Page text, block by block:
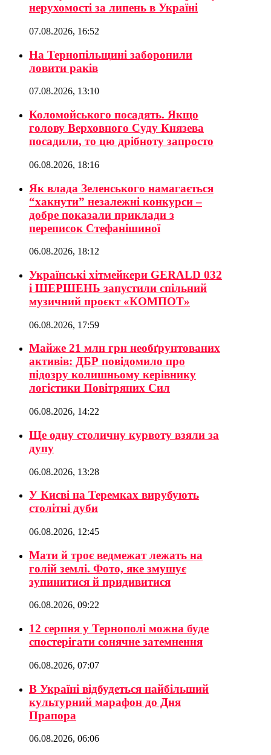
нерухомості за липень в Україні
07.08.2026, 16:52
На Тернопільщині заборонили
ловити раків
07.08.2026, 13:10
Коломойського посадять. Якщо
голову Верховного Суду Князева
посадили, то цю дрібноту запросто
06.08.2026, 18:16
Як влада Зеленського намагається
“хакнути” незалежні конкурси –
добре показали приклади з
переписок Стефанішиної
06.08.2026, 18:12
Українські хітмейкери GERALD 032
і ШЕРШЕНЬ запустили спільний
музичний проєкт «КОМПОТ»
06.08.2026, 17:59
Майже 21 млн грн необґрунтованих
активів: ДБР повідомило про
підозру колишньому керівнику
логістики Повітряних Сил
06.08.2026, 14:22
Ще одну столичну курвоту взяли за
дупу
06.08.2026, 13:28
У Києві на Теремках вирубують
столітні дуби
06.08.2026, 12:45
Мати й троє ведмежат лежать на
голій землі. Фото, яке змушує
зупинитися й придивитися
06.08.2026, 09:22
12 серпня у Тернополі можна буде
спостерігати сонячне затемнення
06.08.2026, 07:07
В Україні відбудеться найбільший
культурний марафон до Дня
Прапора
06.08.2026, 06:06